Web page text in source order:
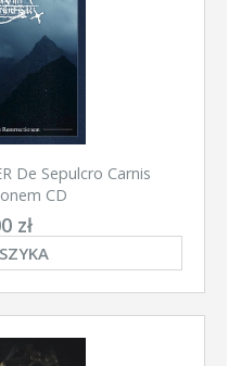
De Sepulcro Carnis
CD
zł